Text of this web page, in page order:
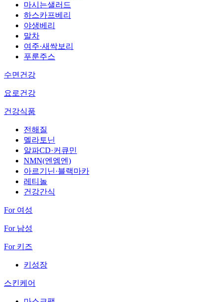
마시는샐러드
하스카프베리
야생베리
말차
여주·새싹보리
푸룬주스
수면건강
요로건강
건강식품
전해질
멜라토닌
알파CD·커큐민
NMN(엔엠엔)
아르기닌·블랙마카
레티놀
건강간식
For 여성
For 남성
For 키즈
키성장
스킨케어